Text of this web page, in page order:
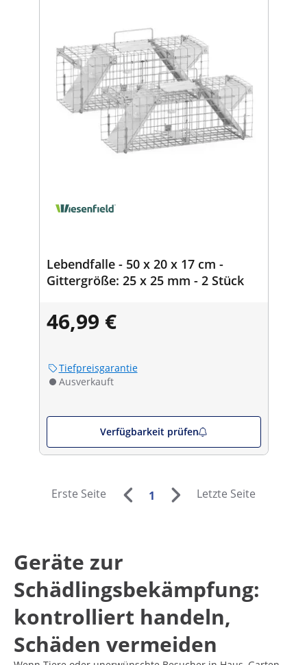
Lebendfalle - 50 x 20 x 17 cm -
Gittergröße: 25 x 25 mm - 2 Stück
46,99 €
Tiefpreisgarantie
Ausverkauft
Verfügbarkeit prüfen
Erste Seite 1 Letzte Seite
Geräte zur
Schädlingsbekämpfung:
kontrolliert handeln,
Schäden vermeiden